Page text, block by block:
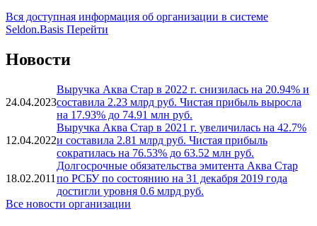
Вся доступная информация об организации в системе
Seldon.Basis Перейти
Новости
24.04.2023
Выручка Аква Стар в 2022 г. снизилась на 20.94% и
составила 2.23 млрд руб. Чистая прибыль выросла
на 17.93% до 74.91 млн руб.
12.04.2022
Выручка Аква Стар в 2021 г. увеличилась на 42.7%
и составила 2.81 млрд руб. Чистая прибыль
сократилась на 76.53% до 63.52 млн руб.
18.02.2011
Долгосрочные обязательства эмитента Аква Стар
по РСБУ по состоянию на 31 декабря 2019 года
достигли уровня 0.6 млрд руб.
Все новости организации